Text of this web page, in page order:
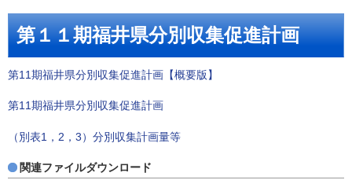
第１１期福井県分別収集促進計画
第11期福井県分別収集促進計画【概要版】
第11期福井県分別収集促進計画
（別表1，2，3）分別収集計画量等
関連ファイルダウンロード